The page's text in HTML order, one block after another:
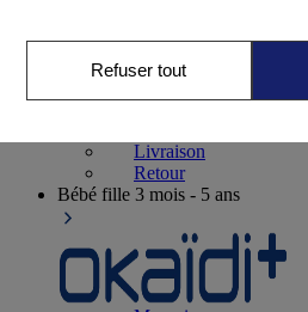
Livraison
Retour
Bébé fille 3 mois - 5 ans
Refuser tout